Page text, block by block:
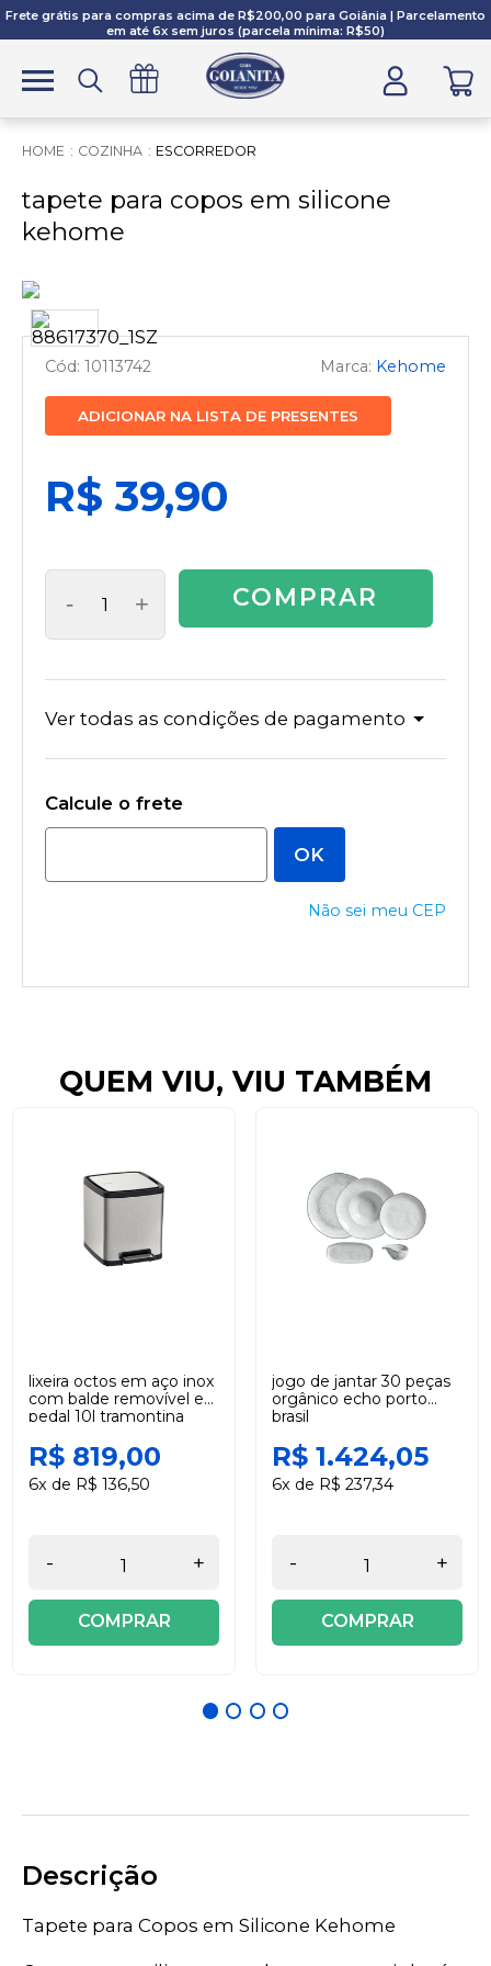
Frete grátis para compras acima de R$200,00 para Goiânia | Parcelamento
em até 6x sem juros (parcela mínima: R$50)
COZINHA ESCORREDOR
tapete para copos em silicone
kehome
10113742 Kehome
ADICIONAR NA LISTA DE PRESENTES
R$ 39,90
- + COMPRAR
Ver todas as condições de pagamento
Não sei meu CEP
QUEM VIU, VIU TAMBÉM
lixeira octos em aço inox
com balde removível e
pedal 10l tramontina
R$ 819,00
6x de R$ 136,50
- +
COMPRAR
jogo de jantar 30 peças
orgânico echo porto
brasil
R$ 1.424,05
6x de R$ 237,34
- +
COMPRAR
Descrição
Tapete para Copos em Silicone Kehome